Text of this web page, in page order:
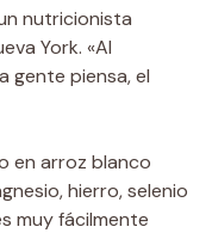
un nutricionista
York. «Al
gente piensa, el
en arroz blanco
hierro, selenio
muy fácilmente